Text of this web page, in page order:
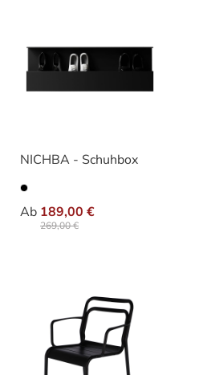
NICHBA - Schuhbox
Ab 189,00 €
269,00 €
Größe